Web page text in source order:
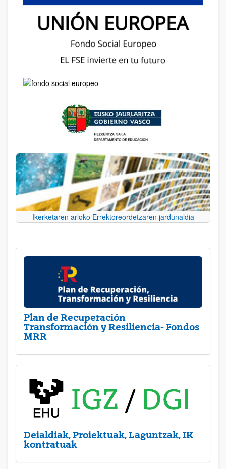
Ikerketaren arloko Errektoreordetzaren jardunaldia
Plan de Recuperación
Transformación y Resiliencia- Fondos
MRR
Deialdiak, Proiektuak, Laguntzak, IK
kontratuak